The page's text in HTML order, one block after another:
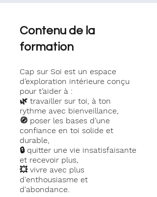
Contenu de la
formation
Cap sur Soi est un espace
d’exploration intérieure conçu
pour t’aider à :
🌿 travailler sur toi, à ton
rythme avec bienveillance,
🧭 poser les bases d’une
confiance en toi solide et
durable,
🔒 quitter une vie insatisfaisante
et recevoir plus,
💥 vivre avec plus
d'enthousiasme et
d'abondance.